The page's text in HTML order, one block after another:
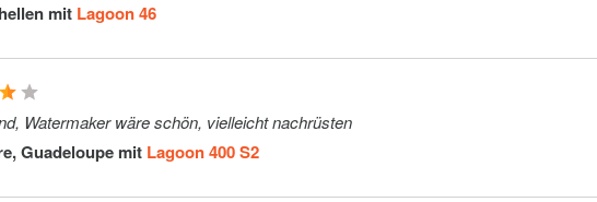
(Guadaloupe Les
Les Abymes Airport
mit Lagoon 46
Watermaker wäre schön, vielleicht nachrüsten
Guadeloupe mit Lagoon 400 S2